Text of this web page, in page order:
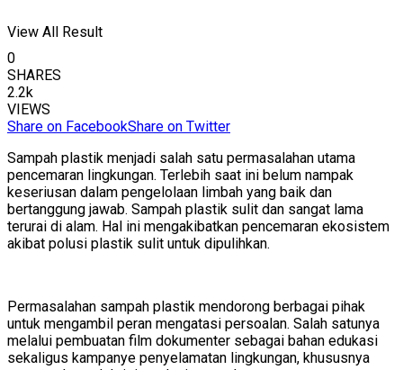
View All Result
0
SHARES
2.2k
VIEWS
Share on FacebookShare on Twitter
Sampah plastik menjadi salah satu permasalahan utama
pencemaran lingkungan. Terlebih saat ini belum nampak
keseriusan dalam pengelolaan limbah yang baik dan
bertanggung jawab. Sampah plastik sulit dan sangat lama
terurai di alam. Hal ini mengakibatkan pencemaran ekosistem
akibat polusi plastik sulit untuk dipulihkan.
Permasalahan sampah plastik mendorong berbagai pihak
untuk mengambil peran mengatasi persoalan. Salah satunya
melalui pembuatan film dokumenter sebagai bahan edukasi
sekaligus kampanye penyelamatan lingkungan, khususnya